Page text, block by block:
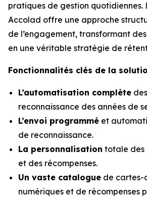
pratiques de gestion quotidiennes.
Accolad offre une approche
de l’engagement, transformant
en une véritable stratégie de
Fonctionnalités clés de la
L’automatisation complète
reconnaissance des années de
L’envoi programmé et
de reconnaissance.
La personnalisation totale des
et des récompenses.
Un vaste catalogue de
numériques et de récompenses